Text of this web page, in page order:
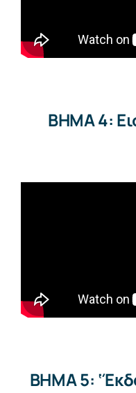
BHMA 4:
BHMA 5: